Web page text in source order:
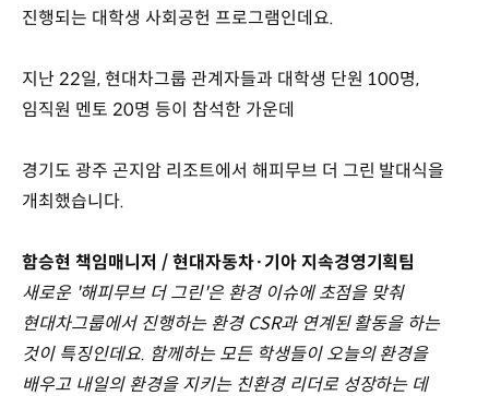
진행되는 대학생 사회공헌 프로그램인데요.
지난 22일, 현대차그룹 관계자들과 대학생 단원 100명,
임직원 멘토 20명 등이 참석한 가운데
경기도 광주 곤지암 리조트에서 해피무브 더 그린 발대식을
개최했습니다.
함승현 책임매니저 / 현대자동차·기아 지속경영기획팀
새로운 '해피무브 더 그린'은 환경 이슈에 초점을 맞춰
현대차그룹에서 진행하는 환경 CSR과 연계된 활동을 하는
것이 특징인데요. 함께하는 모든 학생들이 오늘의 환경을
배우고 내일의 환경을 지키는 친환경 리더로 성장하는 데